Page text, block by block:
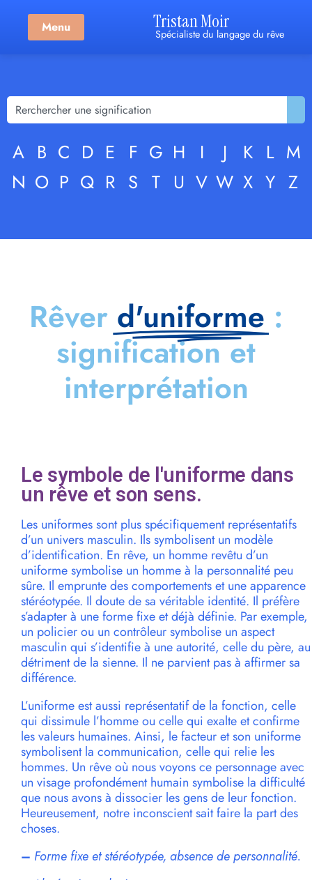
Menu Tristan Moir
Spécialiste du langage du rêve
A B C D E F G H I J K L M
N O P Q R S T U V W X Y Z
Rêver d'uniforme :
signification et
interprétation
Le symbole de l'uniforme dans
un rêve et son sens.
Les uniformes sont plus spécifiquement représentatifs
d’un univers masculin. Ils symbolisent un modèle
d’identification. En rêve, un homme revêtu d’un
uniforme symbolise un homme à la personnalité peu
sûre. Il emprunte des comportements et une apparence
stéréotypée. Il doute de sa véritable identité. Il préfère
s’adapter à une forme fixe et déjà définie. Par exemple,
un policier ou un contrôleur symbolise un aspect
masculin qui s’identifie à une autorité, celle du père, au
détriment de la sienne. Il ne parvient pas à affirmer sa
différence.
L’uniforme est aussi représentatif de la fonction, celle
qui dissimule l’homme ou celle qui exalte et confirme
les valeurs humaines. Ainsi, le facteur et son uniforme
symbolisent la communication, celle qui relie les
hommes. Un rêve où nous voyons ce personnage avec
un visage profondément humain symbolise la difficulté
que nous avons à dissocier les gens de leur fonction.
Heureusement, notre inconscient sait faire la part des
choses.
– Forme fixe et stéréotypée, absence de personnalité.